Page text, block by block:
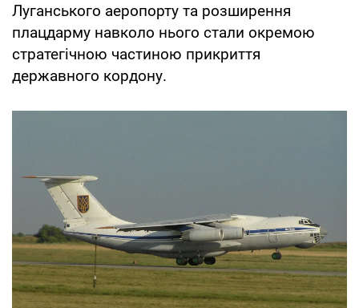
Луганського аеропорту та розширення
плацдарму навколо нього стали окремою
стратегічною частиною прикриття
державного кордону.